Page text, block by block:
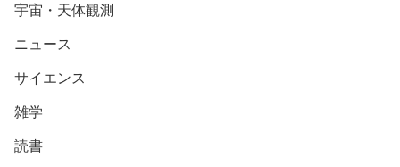
宇宙・天体観測
ニュース
サイエンス
雑学
読書